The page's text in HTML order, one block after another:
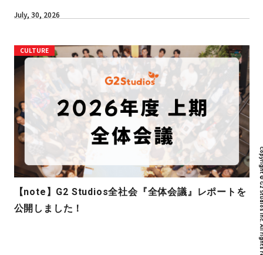
Copyright © G2
July, 30, 2026
CULTURE
【note】G2 Studios全社会『全体会議』レポートを
公開しました！